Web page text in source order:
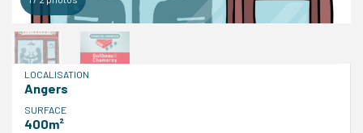
LOCALISATION
Angers
SURFACE
400m²